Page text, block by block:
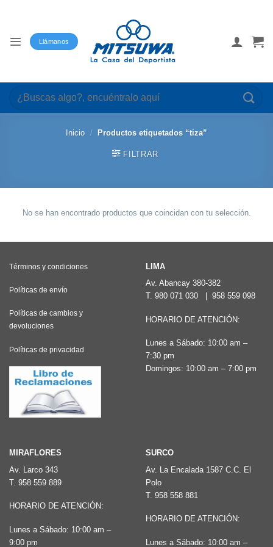
Llámanos
Buscar
por:
Inicio / Productos etiquetados “tiza”
FILTRAR
No se han encontrado productos que coincidan con tu selección.
Términos y condiciones
Políticas de envío
Políticas de cambios y
devoluciones
Políticas de privacidad
LIMA
Av. Abancay 380-382
T. 980 071 030 958 559 098
HORARIO DE ATENCIÓN:
Lunes a Sábado: 10:00 am –
7:30 pm
Domingos: 10:00 am – 7:00 pm
MIRAFLORES
Av. Larco 343
T. 958 559 889
HORARIO DE ATENCIÓN:
Lunes a Sábado: 10:00 am –
9:00 pm
SURCO
Av. La Encalada 1587 C.C. El
Polo
T. 958 558 881
HORARIO DE ATENCIÓN:
Lunes a Sábado: 10:00 am –